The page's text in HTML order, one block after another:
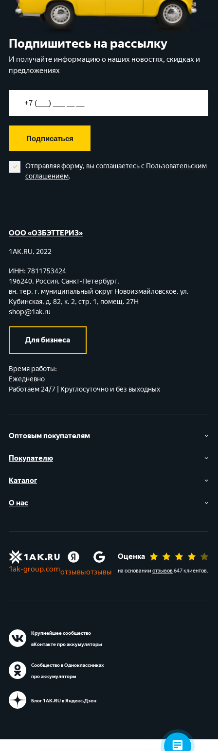
Подпишитесь на рассылку
И получайте информацию о наших новостях, скидках и
предложениях
Подписаться
Отправляя форму, вы соглашаетесь с Пользовательским
соглашением.
Оптовым покупателям
Покупателю
Каталог
О нас
ООО «ОЗБЭТТЕРИЗ»
1AK.RU, 2022
ИНН: 7811753424
196240, Россия, Санкт-Петербург,
вн. тер. г. муниципальный округ Новоизмайловское, ул.
Кубинская, д. 82, к. 2, стр. 1, помещ. 27Н
shop@1ak.ru
Для бизнеса
Время работы:
Ежедневно
Работаем 24/7 | Круглосуточно и без выходных
1ak-group.comотзывыотзывы
Оценка
на основании отзывов647 клиентов.
Крупнейшее сообщество
вКонтакте про аккумуляторы
Сообщество в Одноклассниках
про аккумуляторы
Блог 1АК.RU в Яндекс.Дзен